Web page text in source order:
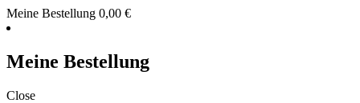
Meine Bestellung 0,00 €
Meine Bestellung
Close